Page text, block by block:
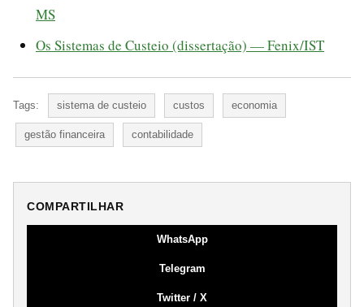
MS
Os Sistemas de Custeio (dissertação) — Fenix/IST
Tags: sistema de custeio custos economia
gestão financeira contabilidade
COMPARTILHAR
WhatsApp
Telegram
Twitter / X